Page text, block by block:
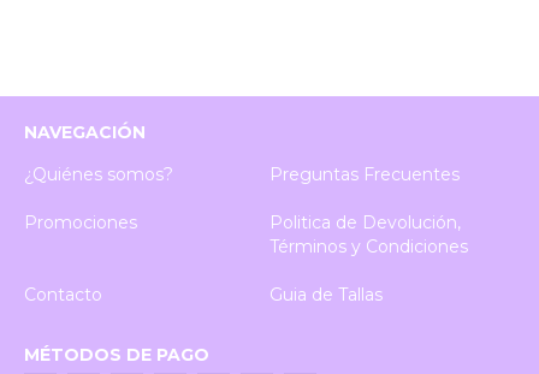
NAVEGACIÓN
¿Quiénes somos?
Preguntas Frecuentes
Promociones
Politica de Devolución,
Términos y Condiciones
Contacto Guia de Tallas
MÉTODOS DE PAGO